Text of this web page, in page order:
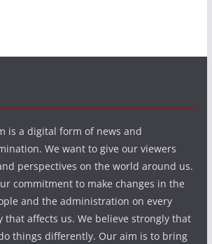
is a digital form of news and
We want to give our viewers
perspectives on the world around us.
commitment to make changes in the
and the administration on every
that affects us. We believe strongly that
things differently. Our aim is to bring